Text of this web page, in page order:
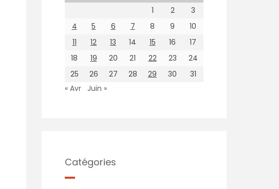
1
2
3
4
5 6 7 8 9
10
11
12 13 14 15 16
17
18
19 20 21 22 23
24
25
26 27 28 29 30
31
« Avr
Juin »
Catégories